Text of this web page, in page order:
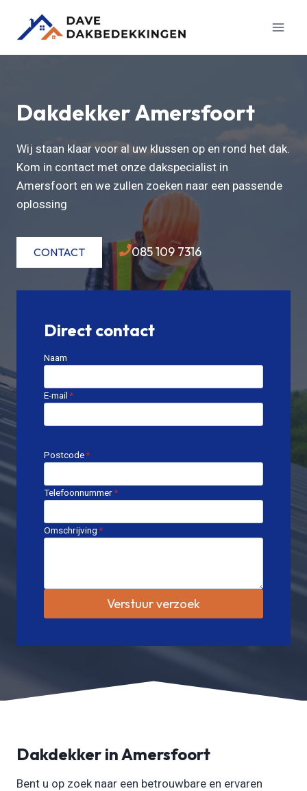
Dakdekker Amersfoort
Wij staan klaar voor al uw klussen op en rond het dak.
Kom in contact met onze dakspecialist in
Amersfoort en we zullen zoeken naar een passende
oplossing
CONTACT 085 109 7316
Direct contact
Naam
E-mail*
Postcode*
Telefoonnummer*
Omschrijving*
Verstuur verzoek
Dakdekker in Amersfoort
Bent u op zoek naar een betrouwbare en ervaren